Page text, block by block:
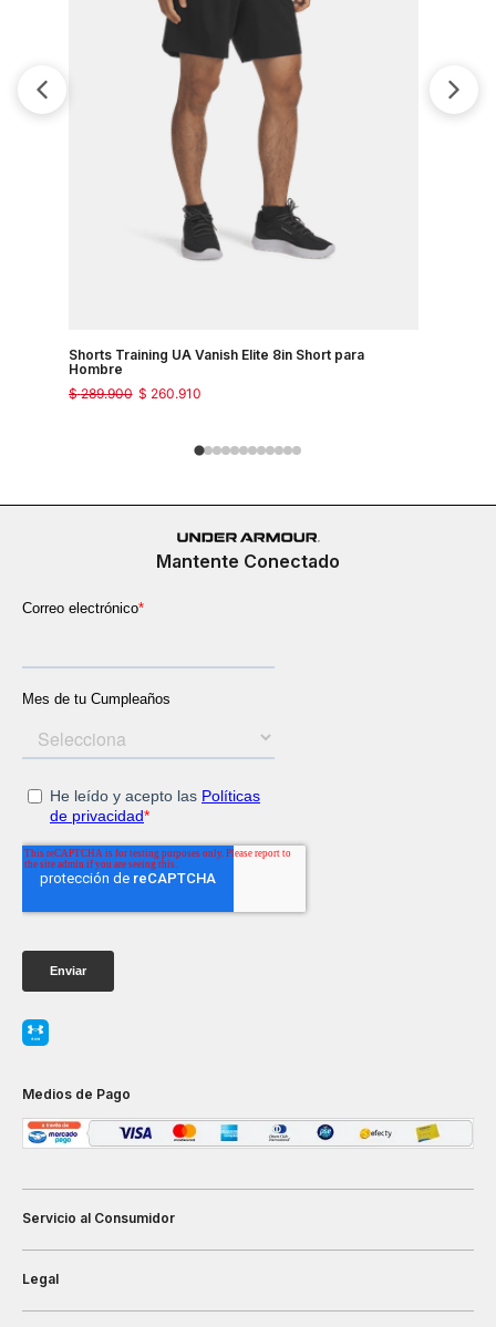
Shorts Training UA Vanish Elite 8in Short para
Hombre
$ 260.910
$ 289.900
Mantente Conectado
Medios de Pago
Servicio al Consumidor
Legal